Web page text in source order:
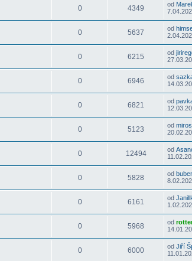
0 4349 od
0 5637 od
0 6215 od
0 6946 od
0 6821 od
0 5123 od
0 12494 od
0 5828 od
0 6161 od
0 5968 od
0 6000 od Jiří